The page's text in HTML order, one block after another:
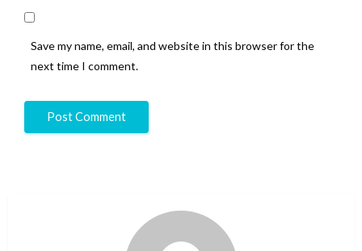
Save my name, email, and website in this browser for the
next time I comment.